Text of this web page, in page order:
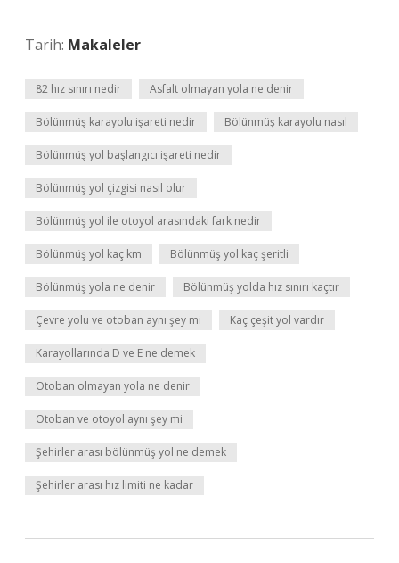
Tarih: Makaleler
82 hız sınırı nedir Asfalt olmayan yola ne denir
Bölünmüş karayolu işareti nedir Bölünmüş karayolu nasıl
Bölünmüş yol başlangıcı işareti nedir
Bölünmüş yol çizgisi nasıl olur
Bölünmüş yol ile otoyol arasındaki fark nedir
Bölünmüş yol kaç km Bölünmüş yol kaç şeritli
Bölünmüş yola ne denir Bölünmüş yolda hız sınırı kaçtır
Çevre yolu ve otoban aynı şey mi Kaç çeşit yol vardır
Karayollarında D ve E ne demek
Otoban olmayan yola ne denir
Otoban ve otoyol aynı şey mi
Şehirler arası bölünmüş yol ne demek
Şehirler arası hız limiti ne kadar